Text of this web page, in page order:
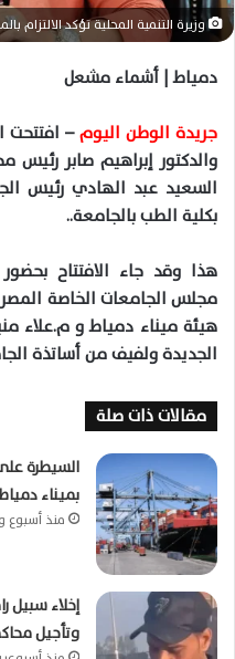
ر
و
ن
وزيرة التنمية المحلية تؤكد الالتزام
دمياط | أشماء مشعل
جريدة الوطن اليوم– افتتحت
والدكتور إبراهيم صابر
السعيد عبد الهادي رئيس
بكلية الطب بالجامعة..
هذا وقد جاء الافتتاح
مجلس الجامعات الخاصة
هيئة ميناء دمياط و م.علاء
الجديدة ولفيف من أساتذة
مقالات ذات صلة
السيطرة
بميناء
منذ أسبوع
إخلاء سبيل
وتأجيل